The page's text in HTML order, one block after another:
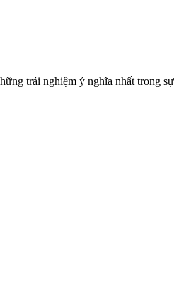
trải nghiệm ý nghĩa nhất trong sự